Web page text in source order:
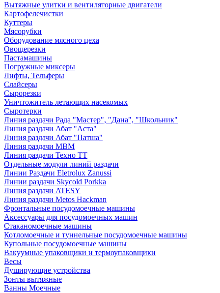
Вытяжные улитки и вентиляторные двигатели
Картофелечистки
Куттеры
Мясорубки
Оборудование мясного цеха
Овощерезки
Пастамашины
Погружные миксеры
Лифты, Тельферы
Слайсеры
Сырорезки
Уничтожитель летающих насекомых
Сыротерки
Линия раздачи Рада "Мастер", "Дана", "Школьник"
Линия раздачи Абат "Аста"
Линия раздачи Абат "Патша"
Линия раздачи МВМ
Линия раздачи Техно ТТ
Отдельные модули линий раздачи
Линии Раздачи Eletrolux Zanussi
Линии раздачи Skycold Porkka
Линия раздачи ATESY
Линия раздачи Metos Hackman
Фронтальные посудомоечные машины
Аксессуары для посудомоечных машин
Стаканомоечные машины
Котломоечные и туннельные посудомоечные машины
Купольные посудомоечные машины
Вакуумные упаковщики и термоупаковщики
Весы
Душирующие устройства
Зонты вытяжные
Ванны Моечные